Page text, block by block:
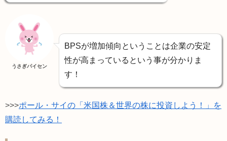
うさぎパイセン
BPSが増加傾向ということは企業の安定
性が高まっているという事が分かりま
す！
>>>ポール・サイの「米国株＆世界の株に投資しよう！」を
購読してみる！